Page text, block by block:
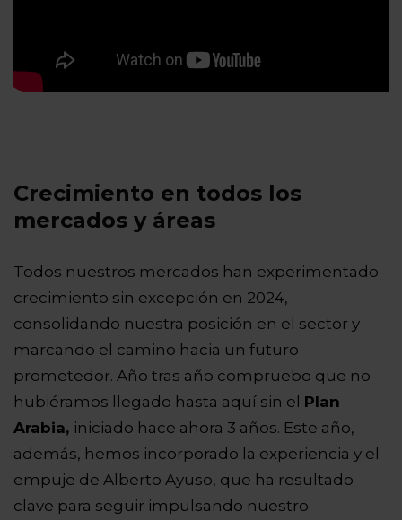
Crecimiento en todos los
mercados y áreas
Todos nuestros mercados han experimentado
crecimiento sin excepción en 2024,
consolidando nuestra posición en el sector y
marcando el camino hacia un futuro
prometedor. Año tras año compruebo que no
hubiéramos llegado hasta aquí sin el Plan
Arabia, iniciado hace ahora 3 años. Este año,
además, hemos incorporado la experiencia y el
empuje de Alberto Ayuso, que ha resultado
clave para seguir impulsando nuestro